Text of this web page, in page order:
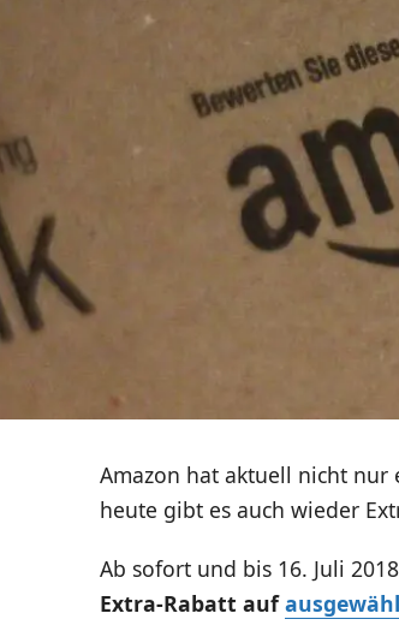
Amazon hat aktuell nicht nur
heute gibt es auch wieder
Ab sofort und bis 16. Juli
Extra-Rabatt auf